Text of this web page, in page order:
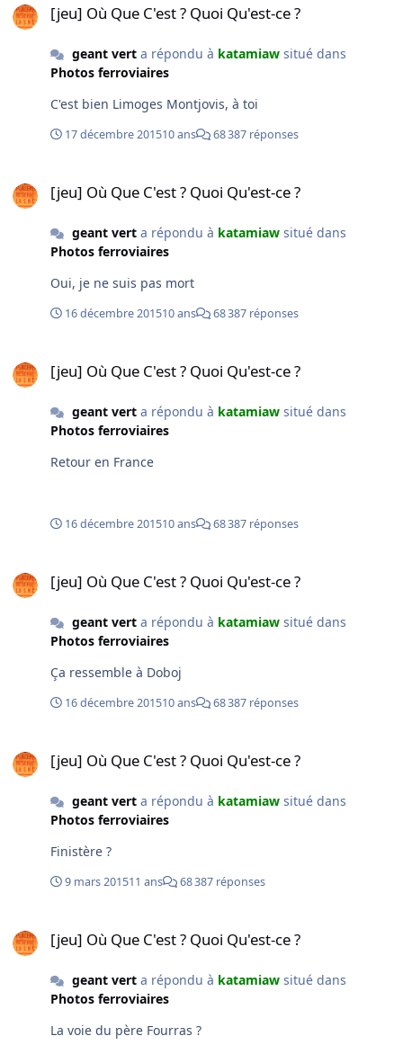
[jeu] Où Que C'est ? Quoi Qu'est-ce ?
geant verta répondu à katamiawsitué dans
Photos ferroviaires
C'est bien Limoges Montjovis, à toi
17 décembre 201510 ans 68 387 réponses
[jeu] Où Que C'est ? Quoi Qu'est-ce ?
geant verta répondu à katamiawsitué dans
Photos ferroviaires
Oui, je ne suis pas mort
16 décembre 201510 ans 68 387 réponses
[jeu] Où Que C'est ? Quoi Qu'est-ce ?
geant verta répondu à katamiawsitué dans
Photos ferroviaires
Retour en France
16 décembre 201510 ans 68 387 réponses
[jeu] Où Que C'est ? Quoi Qu'est-ce ?
geant verta répondu à katamiawsitué dans
Photos ferroviaires
Ça ressemble à Doboj
16 décembre 201510 ans 68 387 réponses
[jeu] Où Que C'est ? Quoi Qu'est-ce ?
geant verta répondu à katamiawsitué dans
Photos ferroviaires
Finistère ?
9 mars 201511 ans 68 387 réponses
[jeu] Où Que C'est ? Quoi Qu'est-ce ?
geant verta répondu à katamiawsitué dans
Photos ferroviaires
La voie du père Fourras ?